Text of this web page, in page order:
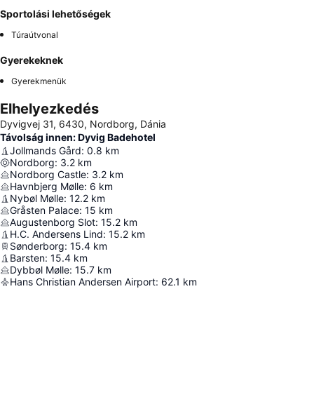
Sportolási lehetőségek
Túraútvonal
Gyerekeknek
Gyerekmenük
Elhelyezkedés
Dyvigvej 31, 6430, Nordborg, Dánia
Távolság innen: Dyvig Badehotel
Jollmands Gård: 0.8 km
Nordborg: 3.2 km
Nordborg Castle: 3.2 km
Havnbjerg Mølle: 6 km
Nybøl Mølle: 12.2 km
Gråsten Palace: 15 km
Augustenborg Slot: 15.2 km
H.C. Andersens Lind: 15.2 km
Sønderborg: 15.4 km
Barsten: 15.4 km
Dybbøl Mølle: 15.7 km
Hans Christian Andersen Airport: 62.1 km